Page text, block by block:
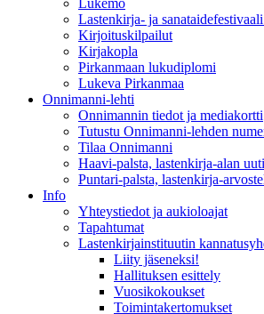
Lukemo
Lastenkirja- ja
Kirjoituskilpailut
Kirjakopla
Pirkanmaan lukudiplomi
Lukeva Pirkanmaa
Onnimanni-lehti
Onnimannin tiedot ja mediakortti
Tutustu Onnimanni-lehden
Tilaa Onnimanni
Haavi-palsta, lastenkirja-alan
Puntari-palsta, lastenkirja-
Info
Yhteystiedot ja aukioloajat
Tapahtumat
Lastenkirjainstituutin
Liity jäseneksi!
Hallituksen esittely
Vuosikokoukset
Toimintakertomukset